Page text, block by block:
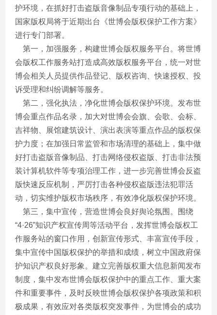
护环境，在抓好打击盗版音像制品专项行动的基础上，
国家版权局将于近期出台《世博会版权保护工作方案》
进行专门部署。
第一，加强服务，构建世博会版权服务平台。将世博
会版权工作服务站打造成高效版权服务平台，统一对世
博会相关人员提供作品登记、版权咨询、快速授权、投
诉受理和纠纷调解等服务。
第二，强化执法，净化世博会版权保护环境。发布世
博会重点作品名录，加大对世博会会旗、会歌、会标、
吉祥物、展馆建筑设计、演出表演等重点作品的版权保
护力度；在加强日常监管和市场清理的基础上，集中做
好打击盗版音像制品、打击网络侵权盗版、打击非法预
装计算机软件等专项治理工作，进一步完善世博会反盗
版快速反应机制，严厉打击各种侵权盗版违法犯罪活
动，切实维护版权市场秩序，有效净化版权保护环境。
第三，集中宣传，营造世博会良好舆论氛围。围绕
“4·26”知识产权宣传周等活动平台，发挥世博会版权工
作服务站的窗口作用，创新宣传形式、丰富宣传手段，
集中宣传中国版权保护的举措和成绩，树立中国政府保
护知识产权良好形象。建立完善版权重大信息新闻发布
制度，集中发布世博会版权保护中的重点工作、重大案
件和重要事件，及时反映世博会版权保护各项政策和积
极成果，有效应对各类版权突发事件，为世博会的成功